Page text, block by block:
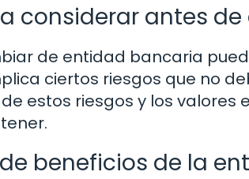
a considerar antes
de entidad bancaria
ciertos riesgos que no
estos riesgos y los valores
beneficios de la